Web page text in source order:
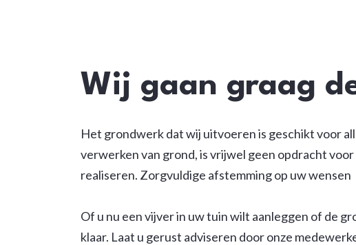
Wij gaan graag
Het grondwerk dat wij uitvoeren is geschikt voor
verwerken van grond, is vrijwel geen opdracht
realiseren. Zorgvuldige afstemming op uw wensen
Of u nu een vijver in uw tuin wilt aanleggen of de
klaar. Laat u gerust adviseren door onze